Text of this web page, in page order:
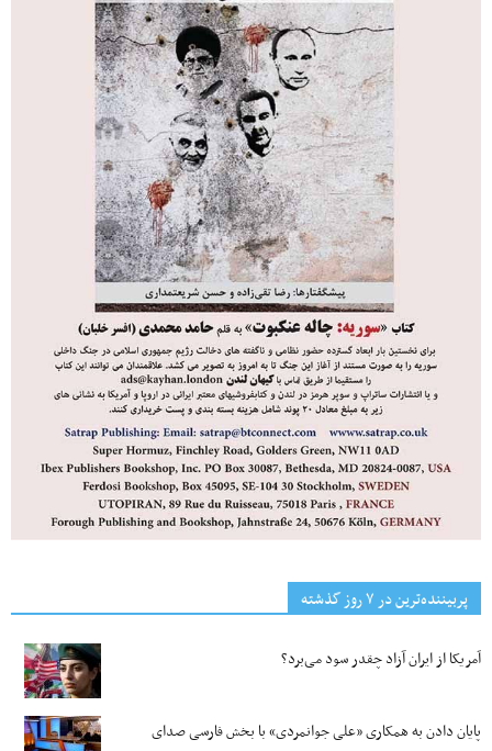
پربیننده‌ترین‌ در ۷ روز گذشته
آمریکا از ایران آزاد چقدر سود می‌برد؟
پایان دادن به همکاری «علی جوانمردی» با بخش فارسی صدای